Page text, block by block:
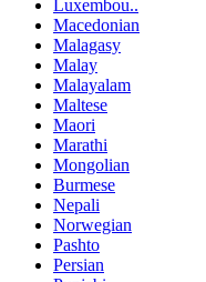
Luxembou..
Macedonian
Malagasy
Malay
Malayalam
Maltese
Maori
Marathi
Mongolian
Burmese
Nepali
Norwegian
Pashto
Persian